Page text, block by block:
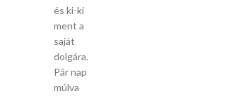
és ki-ki
ment a
saját
dolgára.
Pár nap
múlva